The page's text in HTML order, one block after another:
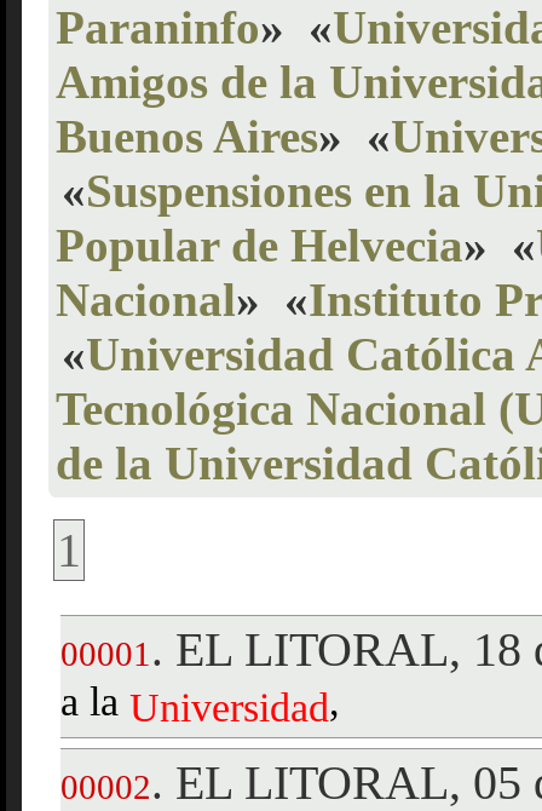
Paraninfo» «
Amigos de la
Buenos Aires» «
«Suspensiones en la
Popular de Helvecia» «
Nacional» «Instituto
«Universidad Católica
Tecnológica Nacional
de la Universidad
1
00001 . EL LITORAL, 18
a la Universidad,
00002. EL LITORAL, 05